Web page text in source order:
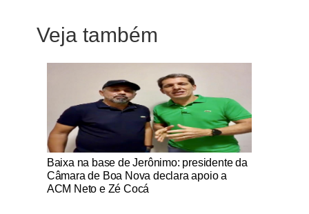
Veja também
Notícias Católicas
Baixa na base de Jerônimo: presidente da
Câmara de Boa Nova declara apoio a
ACM Neto e Zé Cocá